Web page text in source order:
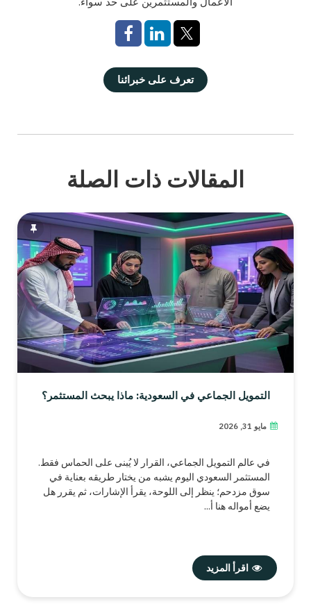
تعرف على خبرائنا
المقالات ذات الصلة
التمويل الجماعي في السعودية: ماذا يبحث المستثمر؟
مايو 31, 2026
في عالم التمويل الجماعي، القرار لا يُبنى على الحماس فقط.
المستثمر السعودي اليوم يشبه من يختار طريقه بعناية في
سوق مزدحم؛ ينظر إلى اللوحة، يقرأ الإشارات، ثم يقرر هل
يضع أمواله هنا أ...
اقرأ المزيد